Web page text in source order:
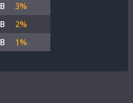
3%
2%
1%